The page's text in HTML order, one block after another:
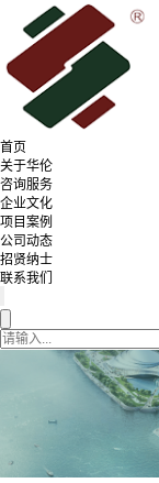
首页
关于华伦
咨询服务
企业文化
项目案例
公司动态
招贤纳士
联系我们